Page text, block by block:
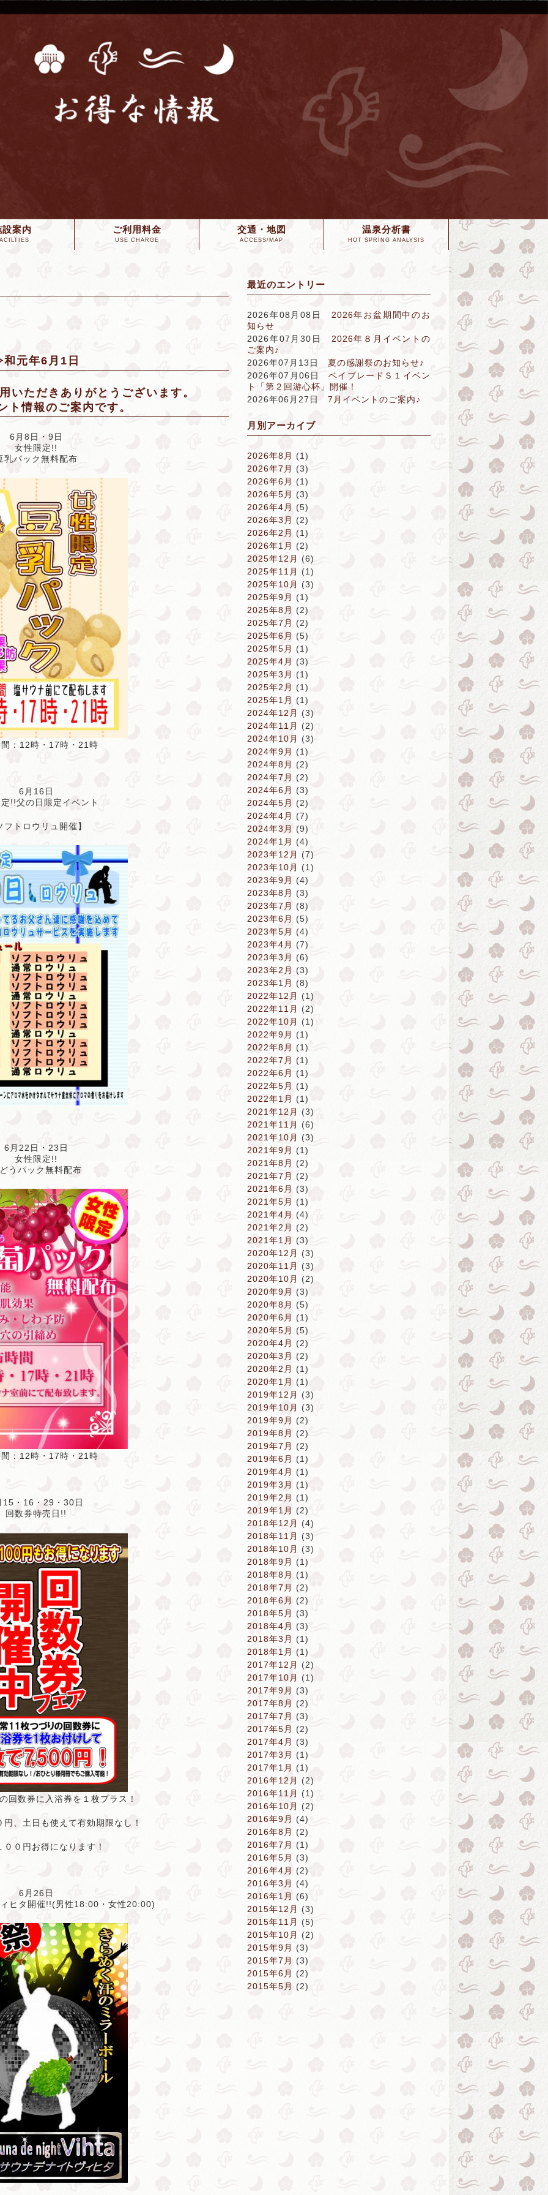
設案内 ご利用料金
USE CHARGE
交通・地図
ACCESS/MAP
温泉分析書
HOT SPRING ANALYSIS
和元年6月1日
いただきありがとうございます。
ト情報のご案内です。
6月8日・9日
女性限定!!
乳パック無料配布
：12時・17時・21時
6月16日
!!父の日限定イベント
フトロウリュ開催】
6月22日・23日
女性限定!!
うパック無料配布
：12時・17時・21時
15・16・29・30日
回数券特売日!!
回数券に入浴券を１枚プラス！
、土日も使えて有効期限なし！
００円お得になります！
6月26日
ヒタ開催!!(男性18:00・女性20:00)
最近のエントリー
2026年08月08日 2026年お盆期間中のお
知らせ
2026年07月30日 2026年８月イベントの
ご案内♪
2026年07月13日 夏の感謝祭のお知らせ♪
2026年07月06日ベイブレードＳ１イベン
ト「第２回游心杯」開催！
2026年06月27日 7月イベントのご案内♪
月別アーカイブ
2026年8月
(1)
2026年7月
(3)
2026年6月
(1)
2026年5月
(3)
2026年4月 (5)
2026年3月 (2)
2026年2月 (1)
2026年1月
(2)
2025年12月
(6)
2025年11月 (1)
2025年10月
(3)
2025年9月 (1)
2025年8月
(2)
2025年7月 (2)
2025年6月 (5)
2025年5月
(1)
2025年4月
(3)
2025年3月
(1)
2025年2月
(1)
2025年1月 (1)
2024年12月
(3)
2024年11月
(2)
2024年10月 (3)
2024年9月
(1)
2024年8月
(2)
2024年7月 (2)
2024年6月
(3)
2024年5月
(2)
2024年4月
(7)
2024年3月
(9)
2024年1月
(4)
2023年12月
(7)
2023年10月 (1)
2023年9月 (4)
2023年8月
(3)
2023年7月
(8)
2023年6月 (5)
2023年5月 (4)
2023年4月 (7)
2023年3月 (6)
2023年2月 (3)
2023年1月
(8)
2022年12月
(1)
2022年11月 (2)
2022年10月
(1)
2022年9月
(1)
2022年8月
(1)
2022年7月 (1)
2022年6月
(1)
2022年5月 (1)
2022年1月
(1)
2021年12月 (3)
2021年11月 (6)
2021年10月 (3)
2021年9月 (1)
2021年8月
(2)
2021年7月
(2)
2021年6月
(3)
2021年5月 (1)
2021年4月 (4)
2021年2月
(2)
2021年1月
(3)
2020年12月
(3)
2020年11月 (3)
2020年10月 (2)
2020年9月
(3)
2020年8月
(5)
2020年6月
(1)
2020年5月
(5)
2020年4月
(2)
2020年3月
(2)
2020年2月 (1)
2020年1月 (1)
2019年12月
(3)
2019年10月
(3)
2019年9月
(2)
2019年8月
(2)
2019年7月 (2)
2019年6月
(1)
2019年4月
(1)
2019年3月
(1)
2019年2月 (1)
2019年1月
(2)
2018年12月
(4)
2018年11月
(3)
2018年10月 (3)
2018年9月
(1)
2018年8月
(1)
2018年7月 (2)
2018年6月
(2)
2018年5月
(3)
2018年4月
(3)
2018年3月
(1)
2018年1月 (1)
2017年12月
(2)
2017年10月
(1)
2017年9月 (3)
2017年8月
(2)
2017年7月 (3)
2017年5月 (2)
2017年4月
(3)
2017年3月
(1)
2017年1月
(1)
2016年12月
(2)
2016年11月
(1)
2016年10月 (2)
2016年9月
(4)
2016年8月
(2)
2016年7月
(1)
2016年5月
(3)
2016年4月
(2)
2016年3月
(4)
2016年1月 (6)
2015年12月
(3)
2015年11月
(5)
2015年10月
(2)
2015年9月
(3)
2015年7月
(3)
2015年6月
(2)
2015年5月 (2)